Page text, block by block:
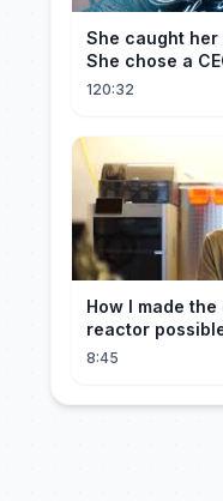
She caught
She chose a
cherished her
120:32
How I made
reactor
8:45